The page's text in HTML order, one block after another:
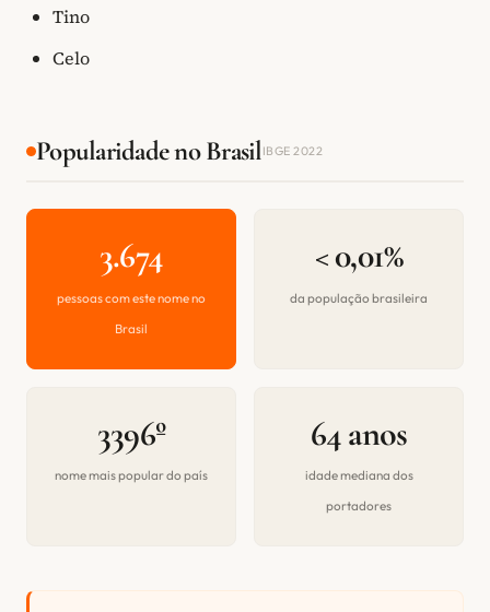
Tino
Celo
Popularidade no BrasilIBGE 2022
3.674
pessoas com este nome no
Brasil
< 0,01%
da população brasileira
3396º
nome mais popular do país
64 anos
idade mediana dos
portadores